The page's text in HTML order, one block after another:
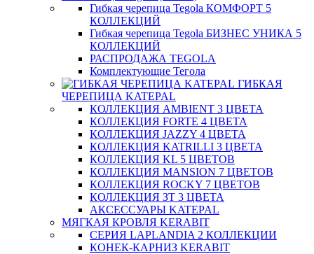
Гибкая черепица Tegola КОМФОРТ 5
КОЛЛЕКЦИЙ
Гибкая черепица Tegola БИЗНЕС УНИКА 5
КОЛЛЕКЦИЙ
РАСПРОДАЖА TEGOLA
Комплектующие Тегола
ГИБКАЯ
ЧЕРЕПИЦА KATEPAL
КОЛЛЕКЦИЯ AMBIENT 3 ЦВЕТА
КОЛЛЕКЦИЯ FORTE 4 ЦВЕТА
КОЛЛЕКЦИЯ JAZZY 4 ЦВЕТА
КОЛЛЕКЦИЯ KATRILLI 3 ЦВЕТА
КОЛЛЕКЦИЯ KL 5 ЦВЕТОВ
КОЛЛЕКЦИЯ MANSION 7 ЦВЕТОВ
КОЛЛЕКЦИЯ ROCKY 7 ЦВЕТОВ
КОЛЛЕКЦИЯ ЗТ 3 ЦВЕТА
АКСЕССУАРЫ KATEPAL
МЯГКАЯ КРОВЛЯ KERABIT
СЕРИЯ LAPLANDIA 2 КОЛЛЕКЦИИ
КОНЕК-КАРНИЗ KERABIT